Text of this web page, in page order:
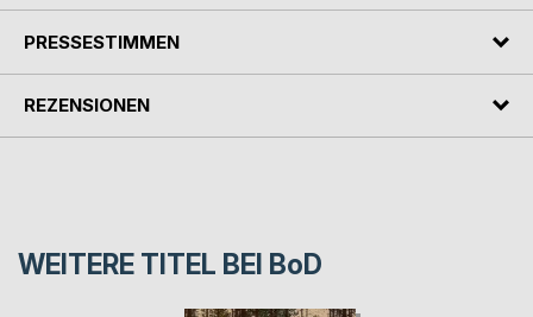
PRESSESTIMMEN
REZENSIONEN
WEITERE TITEL BEI BoD